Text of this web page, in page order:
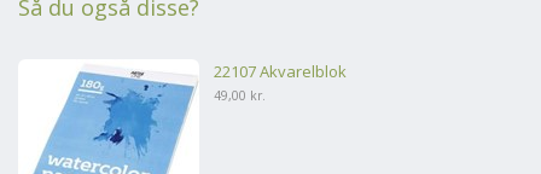
Så du også disse?
22107 Akvarelblok
49,00 kr.